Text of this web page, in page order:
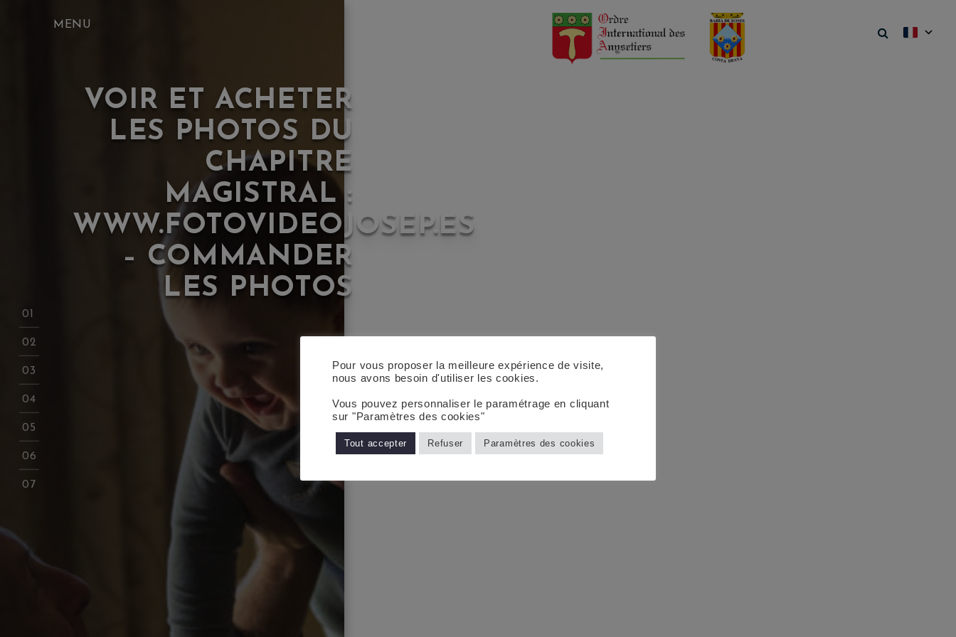
VOIR ET ACHETER
LES PHOTOS DU
CHAPITRE
MAGISTRAL :
WWW.FOTOVIDEOJOSEP.ES
– COMMANDER
LES PHOTOS
Pour vous proposer la meilleure expérience de visite,
nous avons besoin d'utiliser les cookies.
Vous pouvez personnaliser le paramétrage en cliquant
sur "Paramètres des cookies"
Tout accepter Refuser Paramètres des cookies